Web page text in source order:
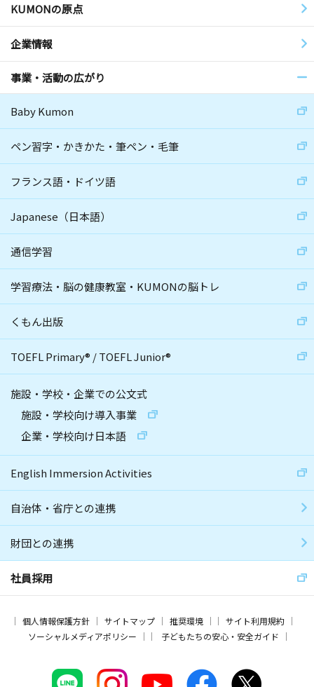
KUMONの原点
企業情報
事業・活動の広がり
Baby Kumon
ペン習字・かきかた・筆ペン・毛筆
フランス語・ドイツ語
Japanese（日本語）
通信学習
学習療法・脳の健康教室・KUMONの脳トレ
くもん出版
TOEFL Primary® /TOEFL Junior®
施設・学校・企業での公文式
施設・学校向け導入事業
企業・学校向け日本語
English Immersion Activities
自治体・省庁との連携
財団との連携
社員採用
個人情報保護方針 サイトマップ 推奨環境
サイト利用規約
ソーシャルメディアポリシー
子どもたちの安心・安全ガイド